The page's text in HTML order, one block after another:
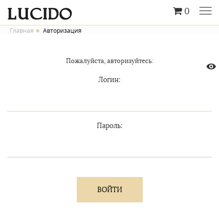
0
Главная Авторизация
Пожалуйста, авторизуйтесь:
Логин:
Пароль: